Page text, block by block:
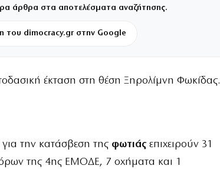
άρθρα στα αποτελέσματα αναζήτησης.
του dimocracy.gr στην Google
έκταση στη θέση Ξηρολίμνη Φωκίδας.
την κατάσβεση της φωτιάς επιχειρούν 31
της 4ης ΕΜΟΔΕ, 7 οχήματα και 1